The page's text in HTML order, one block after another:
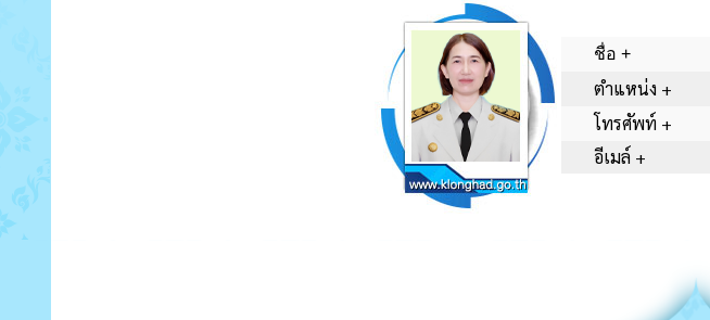
ชื่อ +
ตำแหน่ง +
โทรศัพท์ +
อีเมล์ +